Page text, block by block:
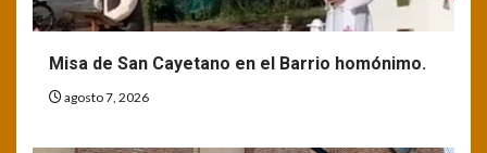
Misa de San Cayetano en el Barrio homónimo.
agosto 7, 2026